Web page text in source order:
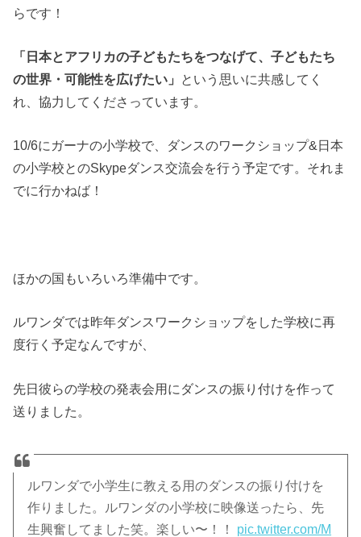
らです！
「日本とアフリカの子どもたちをつなげて、子どもたち
の世界・可能性を広げたい」 という思いに共感してく
れ、協力してくださっています。
10/6にガーナの小学校で、ダンスのワークショップ&日本
の小学校とのSkypeダンス交流会を行う予定です。それま
でに行かねば！
ほかの国もいろいろ準備中です。
ルワンダでは昨年ダンスワークショップをした学校に再
度行く予定なんですが、
先日彼らの学校の発表会用にダンスの振り付けを作って
送りました。
ルワンダで小学生に教える用のダンスの振り付けを
作りました。ルワンダの小学校に映像送ったら、先
生興奮してました笑。楽しい〜！！ pic.twitter.com/M